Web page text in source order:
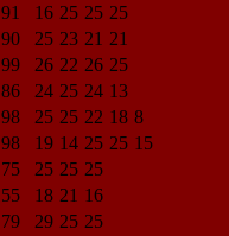
91 16 25 25 25
90 25 23 21 21
99 26 22 26 25
86 24 25 24 13
98 25 25 22 18 8
98 19 14 25 25 15
75 25 25 25
55 18 21 16
79 29 25 25